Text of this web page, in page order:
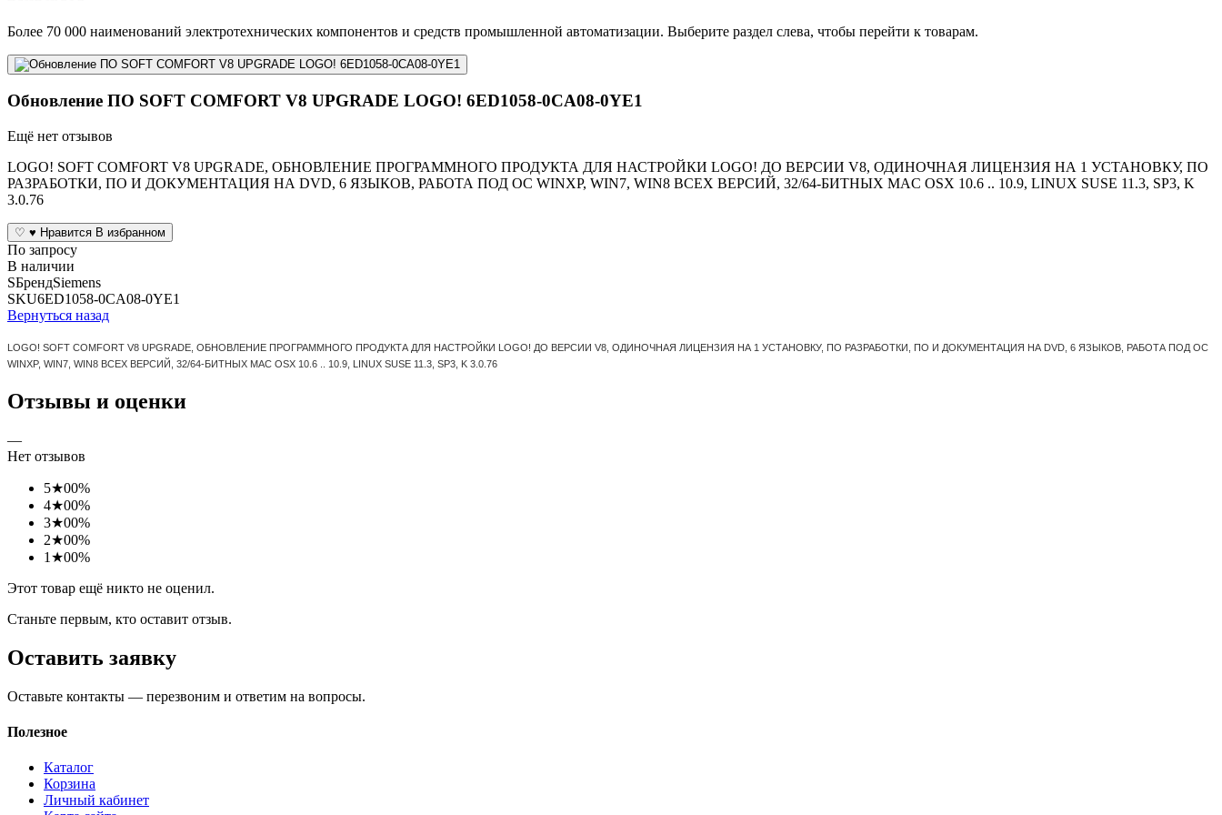
Более 70 000 наименований электротехнических компонентов и средств промышленной автоматизации. Выберите раздел слева, чтобы перейти к товарам.
Обновление ПО SOFT COMFORT V8 UPGRADE LOGO! 6ED1058-0CA08-0YE1
Ещё нет отзывов
LOGO! SOFT COMFORT V8 UPGRADE, ОБНОВЛЕНИЕ ПРОГРАММНОГО ПРОДУКТА ДЛЯ НАСТРОЙКИ LOGO! ДО ВЕРСИИ V8, ОДИНОЧНАЯ ЛИЦЕНЗИЯ НА 1 УСТАНОВКУ, ПО
РАЗРАБОТКИ, ПО И ДОКУМЕНТАЦИЯ НА DVD, 6 ЯЗЫКОВ, РАБОТА ПОД ОС WINXP, WIN7, WIN8 ВСЕХ ВЕРСИЙ, 32/64-БИТНЫХ MAC OSX 10.6 .. 10.9, LINUX SUSE 11.3, SP3, K
3.0.76
♡ ♥ Нравится В избранном
По запросу
В наличии
SБрендSiemens
SKU6ED1058-0CA08-0YE1
Вернуться назад
LOGO! SOFT COMFORT V8 UPGRADE, ОБНОВЛЕНИЕ ПРОГРАММНОГО ПРОДУКТА ДЛЯ НАСТРОЙКИ LOGO! ДО ВЕРСИИ V8, ОДИНОЧНАЯ ЛИЦЕНЗИЯ НА 1 УСТАНОВКУ, ПО РАЗРАБОТКИ, ПО И ДОКУМЕНТАЦИЯ НА DVD, 6 ЯЗЫКОВ, РАБОТА ПОД ОС
WINXP, WIN7, WIN8 ВСЕХ ВЕРСИЙ, 32/64-БИТНЫХ MAC OSX 10.6 .. 10.9, LINUX SUSE 11.3, SP3, K 3.0.76
Отзывы и оценки
—
Нет отзывов
5★00%
4★00%
3★00%
2★00%
1 ★00%
Этот товар ещё никто не оценил.
Станьте первым, кто оставит отзыв.
Оставить заявку
Оставьте контакты — перезвоним и ответим на вопросы.
Полезное
Каталог
Корзина
Личный кабинет